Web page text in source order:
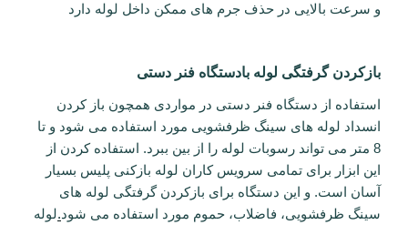
و سرعت بالایی در حذف جرم های ممکن داخل لوله دارد
بازکردن گرفتگی لوله بادستگاه فنر دستی
استفاده از دستگاه فنر دستی در مواردی همچون باز کردن
انسداد لوله های سینگ ظرفشویی مورد استفاده می شود و تا
8 متر می تواند رسوبات لوله را از بین ببرد. استفاده کردن از
این ابزار برای تمامی سرویس کاران لوله بازکنی پلیس بسیار
آسان است. و این دستگاه برای بازکردن گرفتگی لوله های
سینگ ظرفشویی، فاضلاب، حموم مورد استفاده می شود.لوله